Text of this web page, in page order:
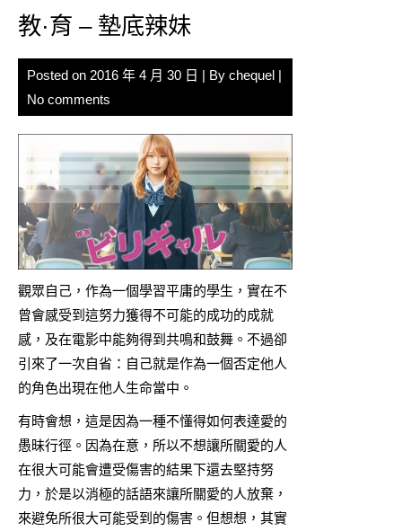
教·育 – 墊底辣妹
Posted on 2016 年 4 月 30 日 | By chequel |
No comments
觀眾自己，作為一個學習平庸的學生，實在不
曾會感受到這努力獲得不可能的成功的成就
感，及在電影中能夠得到共鳴和鼓舞。不過卻
引來了一次自省：自己就是作為一個否定他人
的角色出現在他人生命當中。
有時會想，這是因為一種不懂得如何表達愛的
愚昧行徑。因為在意，所以不想讓所關愛的人
在很大可能會遭受傷害的結果下還去堅持努
力，於是以消極的話語來讓所關愛的人放棄，
來避免所很大可能受到的傷害。但想想，其實